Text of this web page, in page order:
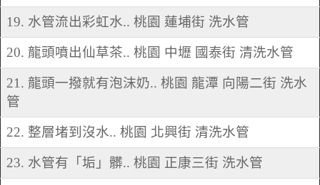
19. 水管流出彩虹水.. 桃園 蓮埔街 洗水管
20. 龍頭噴出仙草茶.. 桃園 中壢 國泰街 清洗水管
21. 龍頭一撥就有泡沫奶.. 桃園 龍潭 向陽二街 洗水
管
22. 整層堵到沒水.. 桃園 北興街 清洗水管
23. 水管有「垢」髒.. 桃園 正康三街 洗水管